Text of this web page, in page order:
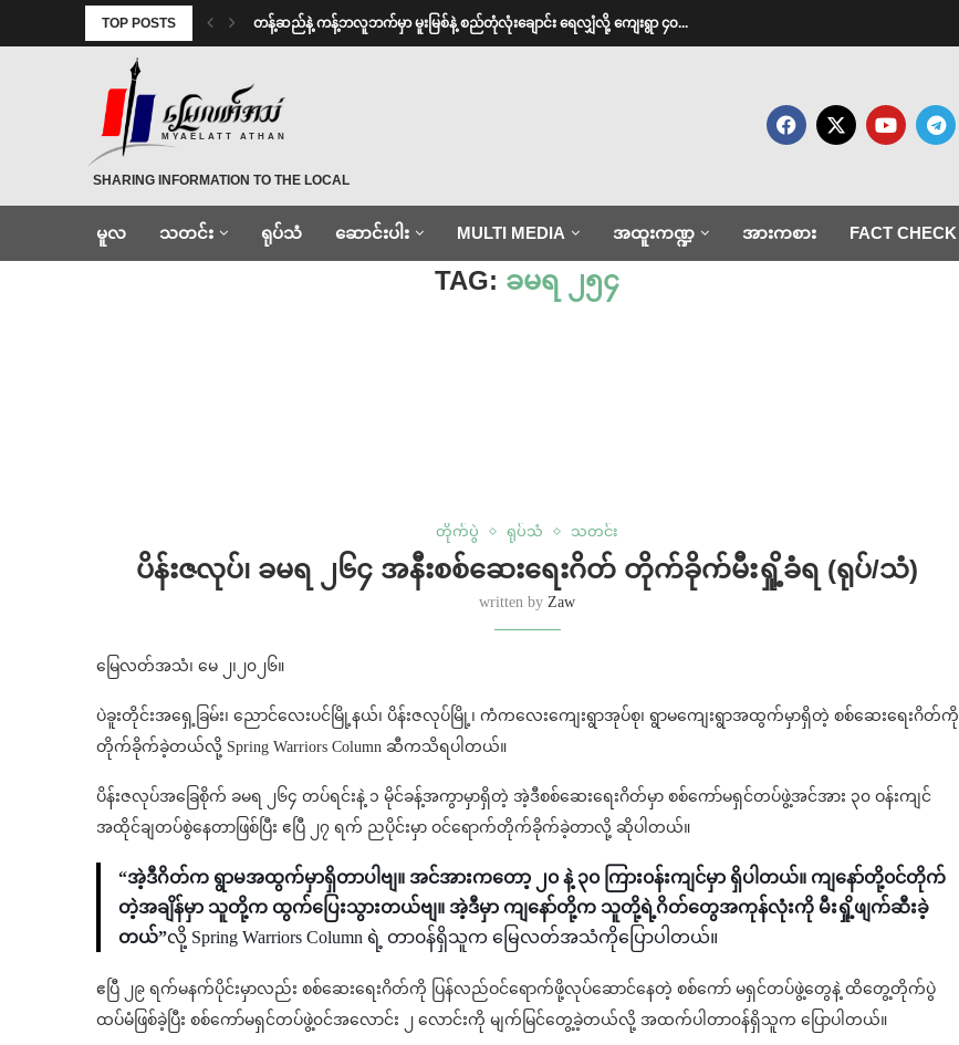
TOP POSTS ⁩ ⁨တန့်ဆည်နဲ့ ကန့်ဘလူဘက်မှာ မူးမြစ်နဲ့ စည်တုံလုံးချောင်း ရေလျှံလို့ ကျေးရွာ ၄၀...
MYAELATT ATHAN
SHARING INFORMATION TO THE LOCAL
မူလ သတင်း ရုပ်သံ ဆောင်းပါး MULTI MEDIA အထူးကဏ္ဍ အားကစား FACT CHECK
Home ခမရ ၂၅၄
TAG: ခမရ ၂၅၄
တိုက်ပွဲ ရုပ်သံ သတင်း
ပိန်းဇလုပ်၊ ခမရ ၂၆၄ အနီးစစ်ဆေးရေးဂိတ် တိုက်ခိုက်မီးရှို့ခံရ (ရုပ်/သံ)
written byZaw
မြေလတ်အသံ၊ မေ ၂၊၂၀၂၆။
ပဲခူးတိုင်းအရှေ့ခြမ်း၊ ညောင်လေးပင်မြို့နယ်၊ ပိန်းဇလုပ်မြို့၊ ကံ‌ကလေးကျေးရွာအုပ်စု၊ ရွာမကျေးရွာအထွက်မှာရှိတဲ့ စစ်ဆေးရေးဂိတ်ကို
တိုက်ခိုက်ခဲ့တယ်လို့ Spring Warriors Column ဆီကသိရပါတယ်။
ပိန်းဇလုပ်အခြေစိုက် ခမရ ၂၆၄ တပ်ရင်းနဲ့ ၁ မိုင်ခန့်အကွာမှာရှိတဲ့ အဲ့ဒီစစ်ဆေးရေးဂိတ်မှာ စစ်ကော်မရှင်တပ်ဖွဲ့အင်အား ၃၀ ဝန်းကျင်
အထိုင်ချတပ်စွဲနေတာဖြစ်ပြီး ဧပြီ ၂၇ ရက် ညပိုင်းမှာ ဝင်ရောက်တိုက်ခိုက်ခဲ့တာလို့ ဆိုပါတယ်။
“အဲ့ဒီဂိတ်က ရွာမအထွက်မှာရှိတာပါဗျ။ အင်အားကတော့ ၂၀ နဲ့ ၃၀ ကြား၀န်းကျင်မှာ ရှိပါတယ်။ ကျနော်တို့၀င်တိုက်
တဲ့အချိန်မှာ သူတို့က ထွက်ပြေးသွားတယ်ဗျ။ အဲ့ဒီမှာ ကျနော်တို့က သူတို့ရဲ့ဂိတ်တွေအကုန်လုံးကို မီးရှို့ဖျက်ဆီးခဲ့
တယ်”လို့ Spring Warriors Column ရဲ့ တာ၀န်ရှိသူက မြေလတ်အသံကိုပြောပါတယ်။
ဧပြီ ၂၉ ရက်မနက်ပိုင်းမှာလည်း စစ်‌ဆေးရေးဂိတ်ကို ပြန်လည်ဝင်ရောက်ဖို့လုပ်ဆောင်နေတဲ့ စစ်ကော် မရှင်တပ်ဖွဲ့တွေနဲ့ ထိတွေ့တိုက်‌ပွဲ
ထပ်မံဖြစ်ခဲ့ပြီး စစ်ကော်မရှင်တပ်ဖွဲ့၀င်အလောင်း ၂ လောင်းကို မျက်မြင်တွေ့ခဲ့တယ်လို့ အထက်ပါတာ၀န်ရှိသူက ပြောပါတယ်။